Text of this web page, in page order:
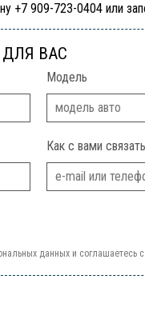
+7 909-723-0404 или
ВАС
Модель
Как с вами
данных и соглашаетесь c